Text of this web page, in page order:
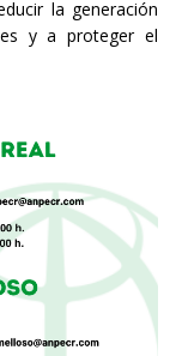
la generación
y a proteger el